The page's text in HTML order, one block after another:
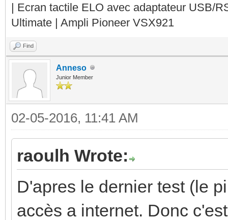
| Ecran tactile ELO avec adaptateur USB/
Ultimate | Ampli Pioneer VSX921
Find
Anneso
Junior Member
02-05-2016, 11:41 AM
raoulh Wrote:
D'apres le dernier test (le
accès a internet. Donc